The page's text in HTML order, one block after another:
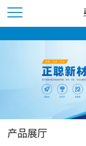
公
产品展厅